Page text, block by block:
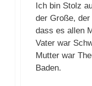
Ich bin Stolz
der Große,
dass es allen
Vater war
Mutter war
Baden.